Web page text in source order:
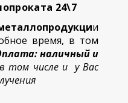
24\7
и
время, в том
наличный и
том числе и у Вас